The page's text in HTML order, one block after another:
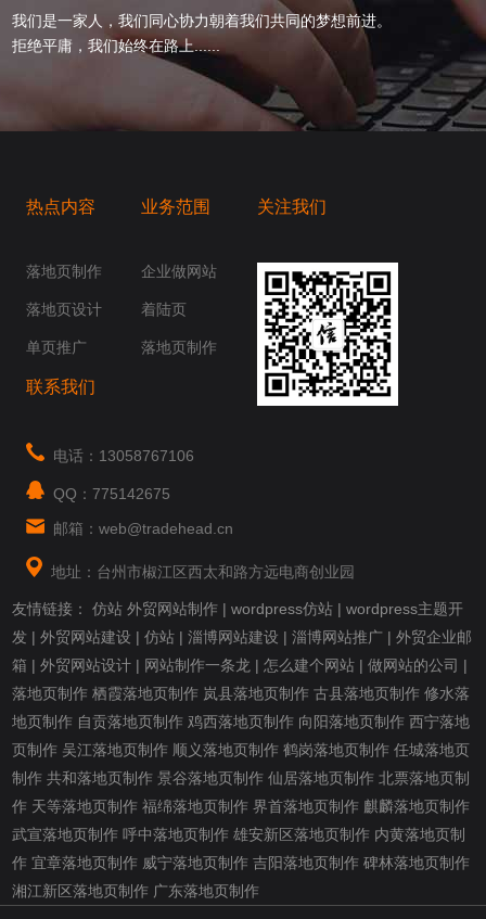
我们是一家人，我们同心协力朝着我们共同的梦想前进。
拒绝平庸，我们始终在路上......
热点内容
落地页制作
落地页设计
单页推广
业务范围
企业做网站
着陆页
落地页制作
关注我们
联系我们
电话：13058767106
QQ：775142675
邮箱：web@tradehead.cn
地址：台州市椒江区西太和路方远电商创业园
友情链接：仿站 外贸网站制作 |wordpress仿站 |wordpress主题开
发 |外贸网站建设 |仿站 |淄博网站建设 |淄博网站推广 |外贸企业邮
箱 |外贸网站设计 | 网站制作一条龙 |怎么建个网站 |做网站的公司 |
落地页制作 栖霞落地页制作 岚县落地页制作 古县落地页制作 修水落
地页制作 自贡落地页制作 鸡西落地页制作 向阳落地页制作 西宁落地
页制作 吴江落地页制作 顺义落地页制作 鹤岗落地页制作 任城落地页
制作 共和落地页制作 景谷落地页制作 仙居落地页制作 北票落地页制
作 天等落地页制作 福绵落地页制作 界首落地页制作 麒麟落地页制作
武宣落地页制作 呼中落地页制作 雄安新区落地页制作 内黄落地页制
作 宜章落地页制作 威宁落地页制作 吉阳落地页制作 碑林落地页制作
湘江新区落地页制作 广东落地页制作